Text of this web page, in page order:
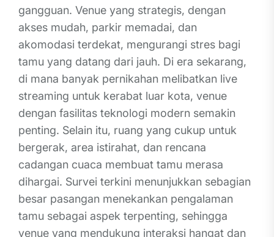
gangguan. Venue yang strategis, dengan
akses mudah, parkir memadai, dan
akomodasi terdekat, mengurangi stres bagi
tamu yang datang dari jauh. Di era sekarang,
di mana banyak pernikahan melibatkan live
streaming untuk kerabat luar kota, venue
dengan fasilitas teknologi modern semakin
penting. Selain itu, ruang yang cukup untuk
bergerak, area istirahat, dan rencana
cadangan cuaca membuat tamu merasa
dihargai. Survei terkini menunjukkan sebagian
besar pasangan menekankan pengalaman
tamu sebagai aspek terpenting, sehingga
venue yang mendukung interaksi hangat dan